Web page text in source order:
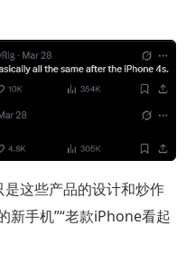
这些产品的设计和炒作
新手机”“老款iPhone看起